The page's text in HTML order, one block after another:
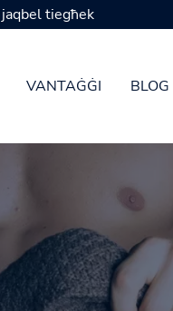
VANTAĠĠI BLOG
tal-kondoms